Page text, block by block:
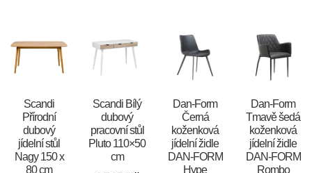
Scandi
Přírodní
dubový
jídelní stůl
Nagy 150 x
80 cm
Scandi Bílý
dubový
pracovní stůl
Pluto 110×50
cm
​​​​​Dan-Form
Černá
koženková
jídelní židle
DAN-FORM
Hype
​​​​​Dan-Form
Tmavě šedá
koženková
jídelní židle
DAN-FORM
Rombo